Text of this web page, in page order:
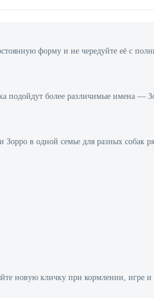
форму и не чередуйте её с
подойдут более различимые имена —
в одной семье для разных собак
новую кличку при кормлении, игре